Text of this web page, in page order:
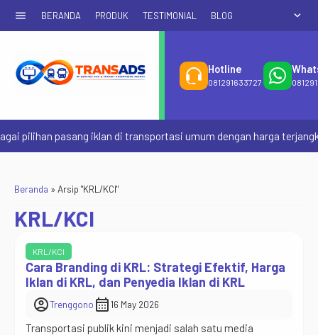
menu BERANDA PRODUK TESTIMONIAL BLOG expand_more
Hotline
081291633727
pilihan pasang iklan di transportasi umum dengan harga
Beranda » Arsip "KRL/KCI"
KRL/KCI
KRL/KCI
Cara Branding di KRL: Strategi Efektif, Harga
Iklan di KRL, dan Penyedia Iklan di KRL
account_circleTrenggono calendar_month16 May 2026
Transportasi publik kini menjadi salah satu media